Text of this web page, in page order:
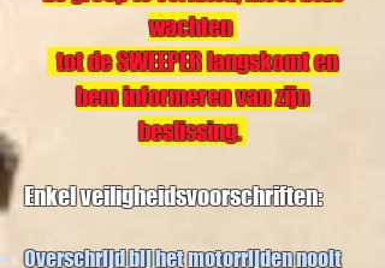
wachten
tot de SWEEPER langskomt en
hem informeren van zijn
beslissing.
Enkel veiligheidsvoorschriften:
Overschrijd bij het motorrijden nooit